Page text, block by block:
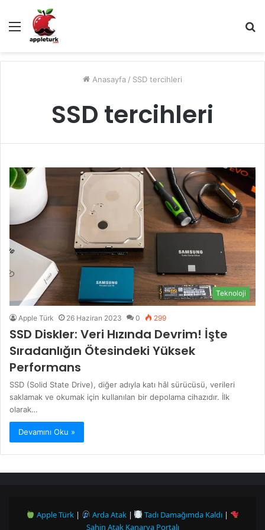
Menü
...
Anasayfa / SSD tercihleri
SSD tercihleri
Teknoloji
Apple Türk 26 Haziran 2023 0 299
SSD Diskler: Veri Hızında Devrim! İşte
Sıradanlığın Ötesindeki Yüksek
Performans
SSD (Solid State Drive), diğer adıyla katı hâl sürücüsü, verileri
saklamak ve okumak için kullanılan bir depolama cihazıdır. İlk
olarak…
Devamını Oku »
Apple Türk| Arda Atak| Tadı Damağımda Kaldı |
Şahin Atak Kanarya Portalı